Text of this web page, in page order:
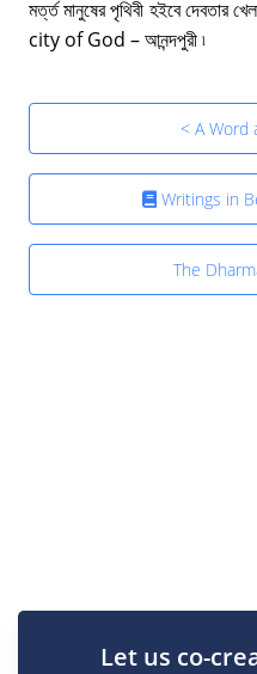
মৰ্ত্ত মানুষের পৃথিবী হইবে দেবতার
city of God – আনন্দপুরী ৷
< A Word
Writings in
The
Let us co-